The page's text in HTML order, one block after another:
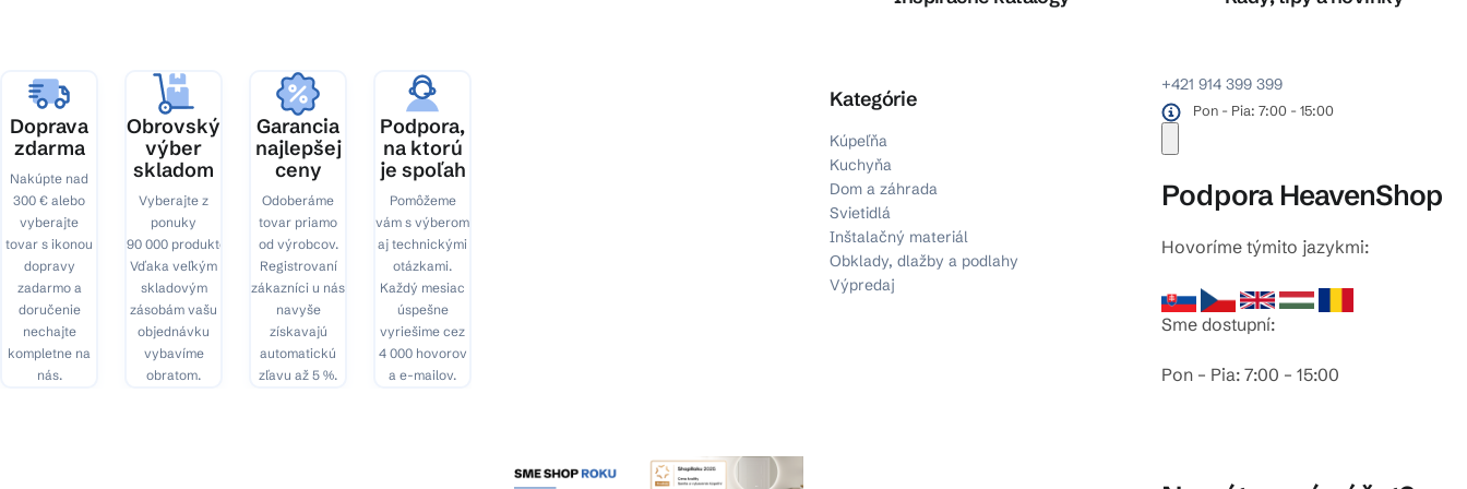
Doprava
zdarma
Nakúpte nad
300 € alebo
vyberajte
tovar s ikonou
dopravy
zadarmo a
doručenie
nechajte
kompletne na
nás.
Obrovský
výber
skladom
Vyberajte z
ponuky
90 000 produktov.
Vďaka veľkým
skladovým
zásobám vašu
objednávku
vybavíme
obratom.
Garancia
najlepšej
ceny
Odoberáme
tovar priamo
od výrobcov.
Registrovaní
zákazníci u nás
navyše
získavajú
automatickú
zľavu až 5 %.
Podpora,
na ktorú
je spoľah
Pomôžeme
vám s výberom
aj technickými
otázkami.
Každý mesiac
úspešne
vyriešime cez
4 000 hovorov
a e-mailov.
+421 914 399 399
Pon - Pia: 7:00 - 15:00
Podpora HeavenShop
Hovoríme týmito jazykmi:
Sme dostupní:
Pon – Pia: 7:00 – 15:00
Kategórie
Kúpeľňa
Kuchyňa
Dom a záhrada
Svietidlá
Inštalačný materiál
Obklady, dlažby a podlahy
Výpredaj